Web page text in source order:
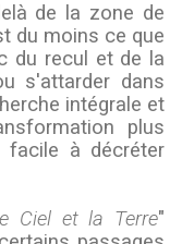
de la zone de
du moins ce que
du recul et de la
s'attarder dans
intégrale et
plus
facile à décréter
Ciel et la Terre"